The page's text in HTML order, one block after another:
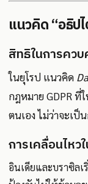
แนวคิด “อธิป
สิทธิในการคว
ในยุโรป แนวคิด
กฎหมาย GDPR ที่
ตนเอง ไม่ว่าจะเป็
การเคลื่อนไหว
อินเดียและบราซิล